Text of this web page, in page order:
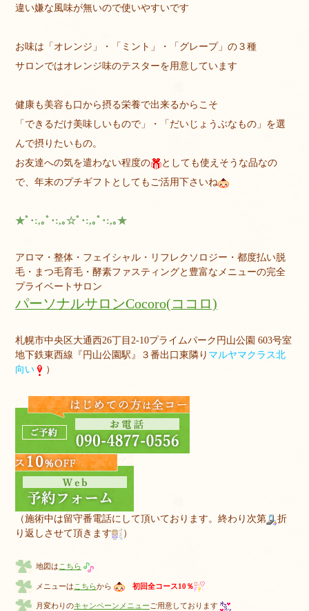
違い嫌な風味が無いので使いやすいです
お味は「オレンジ」・「ミント」・「グレープ」の３種
サロンではオレンジ味のテスターを用意しています
健康も美容も口から摂る栄養で出来るからこそ
「できるだけ美味しいもので」・「だいじょうぶなもの」を選
んで摂りたいもの。
お友達への気を遣わない程度の
としても使えそうな品なの
で、年末のプチギフトとしてもご活用下さいね
★ﾟ･:,｡ﾟ･:,｡☆ﾟ･:,｡ﾟ･:,｡★
アロマ・整体・フェイシャル・リフレクソロジー・都度払い脱
毛・まつ毛育毛・酵素ファスティングと豊富なメニューの完全
プライベートサロン
パーソナルサロンCocoro(ココロ)
札幌市中央区大通西26丁目2-10プライムパーク円山公園 603号室
地下鉄東西線『円山公園駅』３番出口東隣り マルヤマクラス北
向い
）
（施術中は留守番電話にして頂いております。終わり次第
折
り返しさせて頂きます
）
地図は こちら
メニューは こちらから 初回全コース10％
月変わりのキャンペーンメニューご用意しております